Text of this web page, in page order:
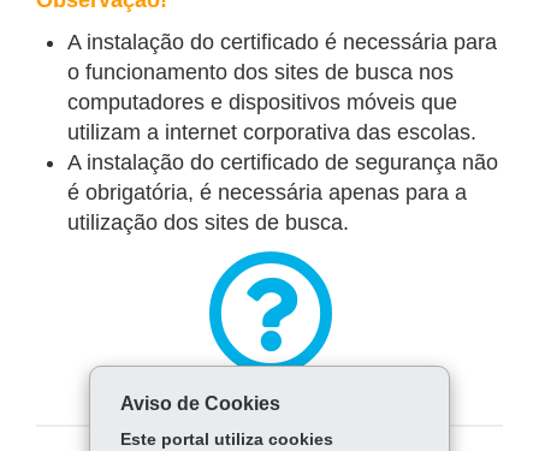
A instalação do certificado é necessária para
o funcionamento dos sites de busca nos
computadores e dispositivos móveis que
utilizam a internet corporativa das escolas.
A instalação do certificado de segurança não
é obrigatória, é necessária apenas para a
utilização dos sites de busca.
Perguntas Frequentes
Aviso de Cookies
Este portal utiliza cookies